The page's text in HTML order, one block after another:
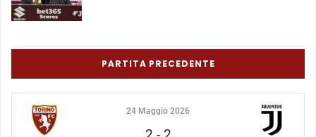
PARTITA PRECEDENTE
24 Maggio 2026